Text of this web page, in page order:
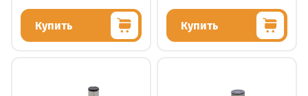
Купить Купить